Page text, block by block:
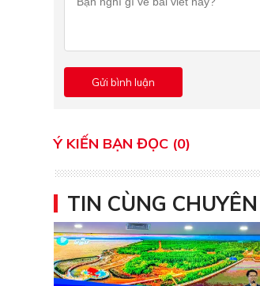
Ý KIẾN BẠN ĐỌC (0)
TIN CÙNG